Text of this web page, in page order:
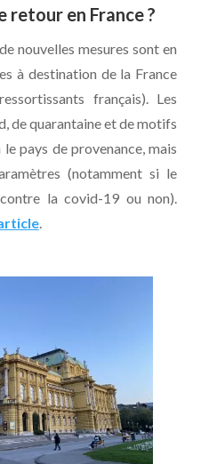
retour en France ?
nouvelles mesures sont en
à destination de la France
français). Les
de quarantaine et de motifs
pays de provenance, mais
(notamment si le
la covid-19 ou non).
.